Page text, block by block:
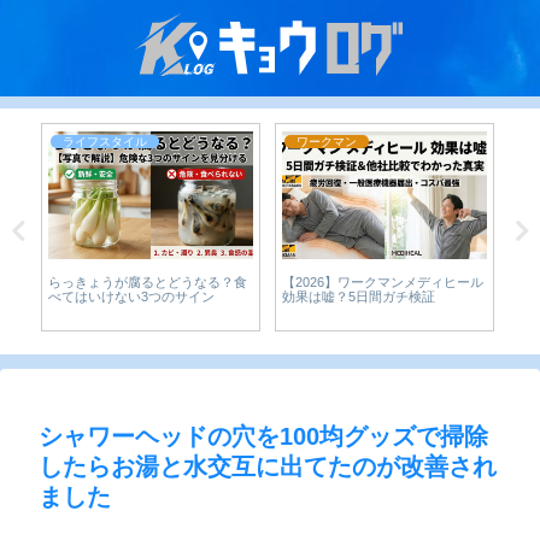
ライフスタイル
らっきょうが腐るとどうなる？食
べてはいけない3つのサイン
ワークマン
【2026】ワークマンメディヒール
効果は嘘？5日間ガチ検証
シャワーヘッドの穴を100均グッズで掃除
したらお湯と水交互に出てたのが改善され
ました